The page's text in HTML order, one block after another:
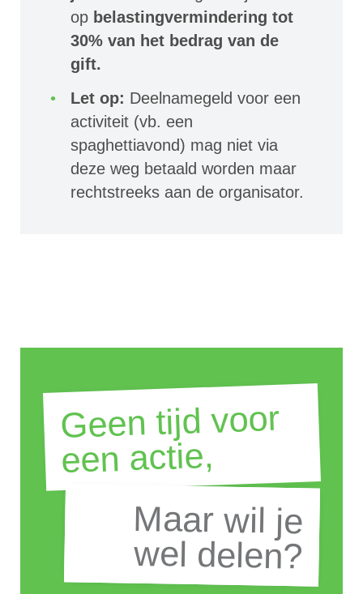
op belastingvermindering tot
30% van het bedrag van de
gift.
Let op: Deelnamegeld voor een
activiteit (vb. een
spaghettiavond) mag niet via
deze weg betaald worden maar
rechtstreeks aan de organisator.
Geen tijd voor
een actie,
Maar wil je
wel delen?
Maar wil je
wel delen?